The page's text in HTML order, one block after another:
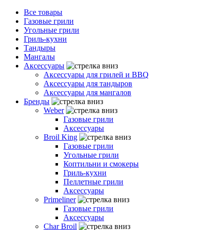
Все товары
Газовые грили
Угольные грили
Гриль-кухни
Тандыры
Мангалы
Аксессуары
Аксессуары для грилей и BBQ
Аксессуары для тандыров
Аксессуары для мангалов
Бренды
Weber
Газовые грили
Аксессуары
Broil King
Газовые грили
Угольные грили
Коптильни и смокеры
Гриль-кухни
Пеллетные грили
Аксессуары
Primeliner
Газовые грили
Аксессуары
Char Broil